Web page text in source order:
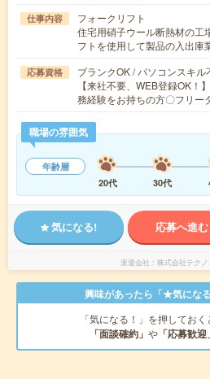
仕事内容
フォークリフト
住宅用硝子ウール断熱材の工
フトを使用して製品の入出
応募資格
ブランクOK / パソコンスキル
【来社不要、WEB登録OK！
務経験をお持ちの方〇フリ
職場の雰囲気
年齢層
20代
30代
気になる! 応募へ進む
派遣会社 株式会社テク
興味があったら「★気にな
「気になる！」を押してお
「面談確約」 や 「応募歓迎